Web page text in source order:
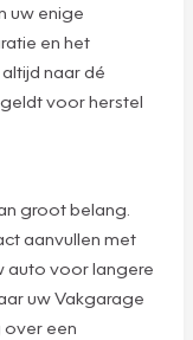
uw enige
en het
naar dé
voor herstel
groot belang.
aanvullen met
auto voor langere
uw Vakgarage
over een